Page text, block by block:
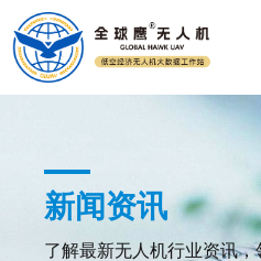
新闻资讯
了解最新无人机行业资讯